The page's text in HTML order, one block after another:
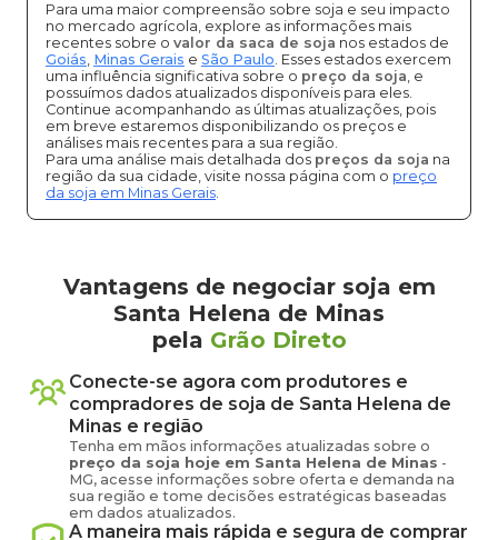
Para uma maior compreensão sobre soja e seu impacto
no mercado agrícola, explore as informações mais
recentes sobre o valor da saca de soja nos estados de
Goiás, Minas Gerais e São Paulo. Esses estados exercem
uma influência significativa sobre o preço da soja, e
possuímos dados atualizados disponíveis para eles.
Continue acompanhando as últimas atualizações, pois
em breve estaremos disponibilizando os preços e
análises mais recentes para a sua região.
Para uma análise mais detalhada dos preços da soja na
região da sua cidade, visite nossa página com o preço
da soja em Minas Gerais.
Vantagens de negociar soja em
Santa Helena de Minas
pela Grão Direto
Conecte-se agora com produtores e
compradores de soja de Santa Helena de
Minas e região
Tenha em mãos informações atualizadas sobre o
preço da soja hoje em Santa Helena de Minas -
MG, acesse informações sobre oferta e demanda na
sua região e tome decisões estratégicas baseadas
em dados atualizados.
A maneira mais rápida e segura de comprar